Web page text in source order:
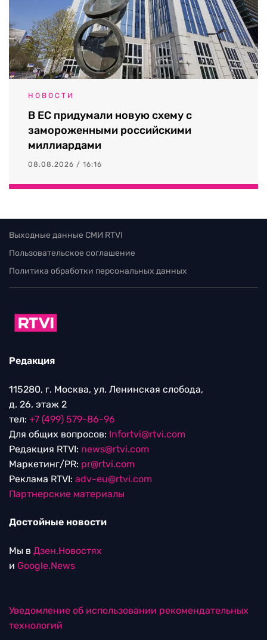
НОВОСТИ
В ЕС придумали новую схему с
замороженными российскими
миллиардами
08.08.2026 / 16:16
Выходные данные СМИ RTVI
Пользовательское соглашение
Политика обработки персональных данных
Редакция
115280, г. Москва, ул. Ленинская слобода,
д. 26, этаж 2
тел: +7 (499) 579-86-96
Для общих вопросов: Infortvi@rtvi.com
Редакция RTVI: news@rtvi.com
Маркетинг/PR: pr@rtvi.com
Реклама RTVI: adv-eu@rtvi.com
Партнерские материалы
Достойные новости
Мы в Дзен.Новостях
и Google.News
Уведомление об использовании рекомендательных
технологий